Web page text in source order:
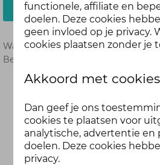
Inloggen
Wachtwoord vergeten? Hier
Ben je nog geen deelnemer?
functionele, affiliate en
doelen. Deze cookies
geen invloed op je privacy.
cookies plaatsen zonder je
Akkoord met
Dan geef je ons
cookies te plaatsen voor
analytische, advertentie en
doelen. Deze cookies
privacy.